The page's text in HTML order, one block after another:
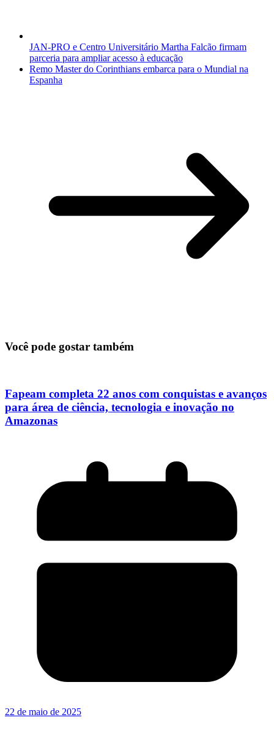
JAN-PRO e Centro Universitário Martha Falcão firmam
parceria para ampliar acesso à educação
Remo Master do Corinthians embarca para o Mundial na
Espanha
Você pode gostar também
Fapeam completa 22 anos com conquistas e avanços
para área de ciência, tecnologia e inovação no
Amazonas
22 de maio de 2025